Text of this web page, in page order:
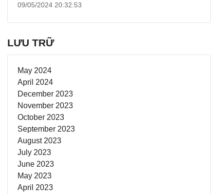
09/05/2024 20:32:53
LƯU TRỮ
May 2024
April 2024
December 2023
November 2023
October 2023
September 2023
August 2023
July 2023
June 2023
May 2023
April 2023